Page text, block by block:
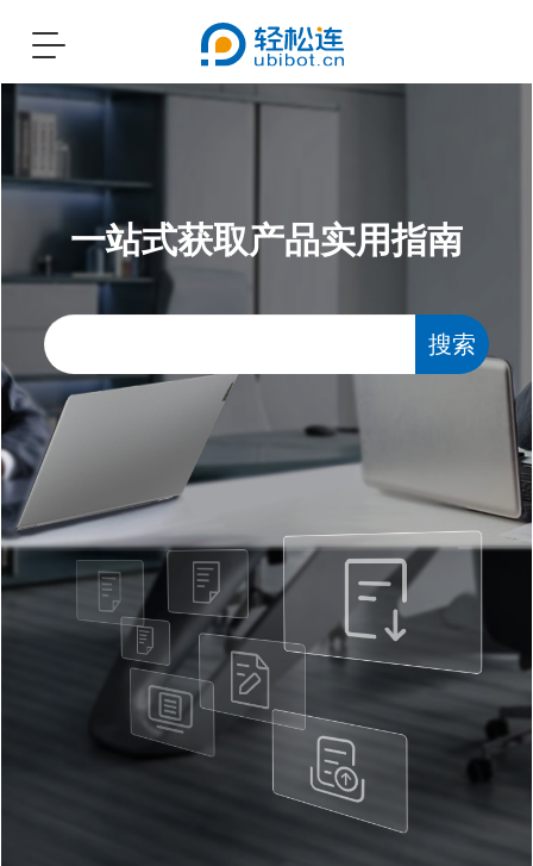
Toggle
一站式获取产品实用指南
搜索